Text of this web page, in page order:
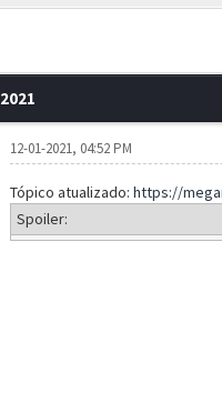
12-01-2021, 04:52 PM
Tópico atualizado: https://
Spoiler: